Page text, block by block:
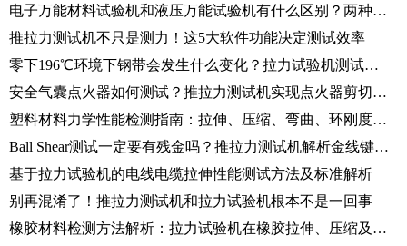
电子万能材料试验机和液压万能试验机有什么区别？两种试验机选型建议
推拉力测试机不只是测力！这5大软件功能决定测试效率
零下196℃环境下钢带会发生什么变化？拉力试验机测试全过程解析
安全气囊点火器如何测试？推拉力测试机实现点火器剪切力检测
塑料材料力学性能检测指南：拉伸、压缩、弯曲、环刚度测试方法解析
Ball Shear测试一定要有残金吗？推拉力测试机解析金线键合可靠性
基于拉力试验机的电线电缆拉伸性能测试方法及标准解析
别再混淆了！推拉力测试机和拉力试验机根本不是一回事
橡胶材料检测方法解析：拉力试验机在橡胶拉伸、压缩及撕裂测试中的应用